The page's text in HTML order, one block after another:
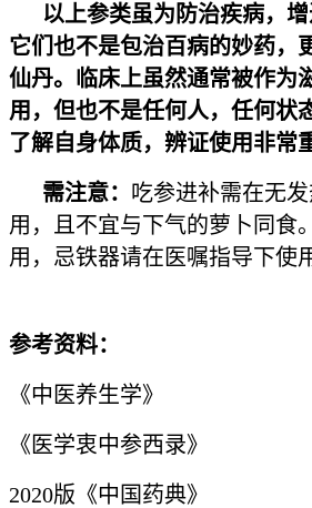
以上参类虽为防治疾病，
它们也不是包治百病的妙药，
仙丹。临床上虽然通常被作为
用，但也不是任何人，任何状
了解自身体质，辨证使用非常
需注意： 吃参进补需在无
用，且不宜与下气的萝卜同食
用，忌铁器请在医嘱指导下使
参考资料：
《中医养生学》
《医学衷中参西录》
2020版《中国药典》